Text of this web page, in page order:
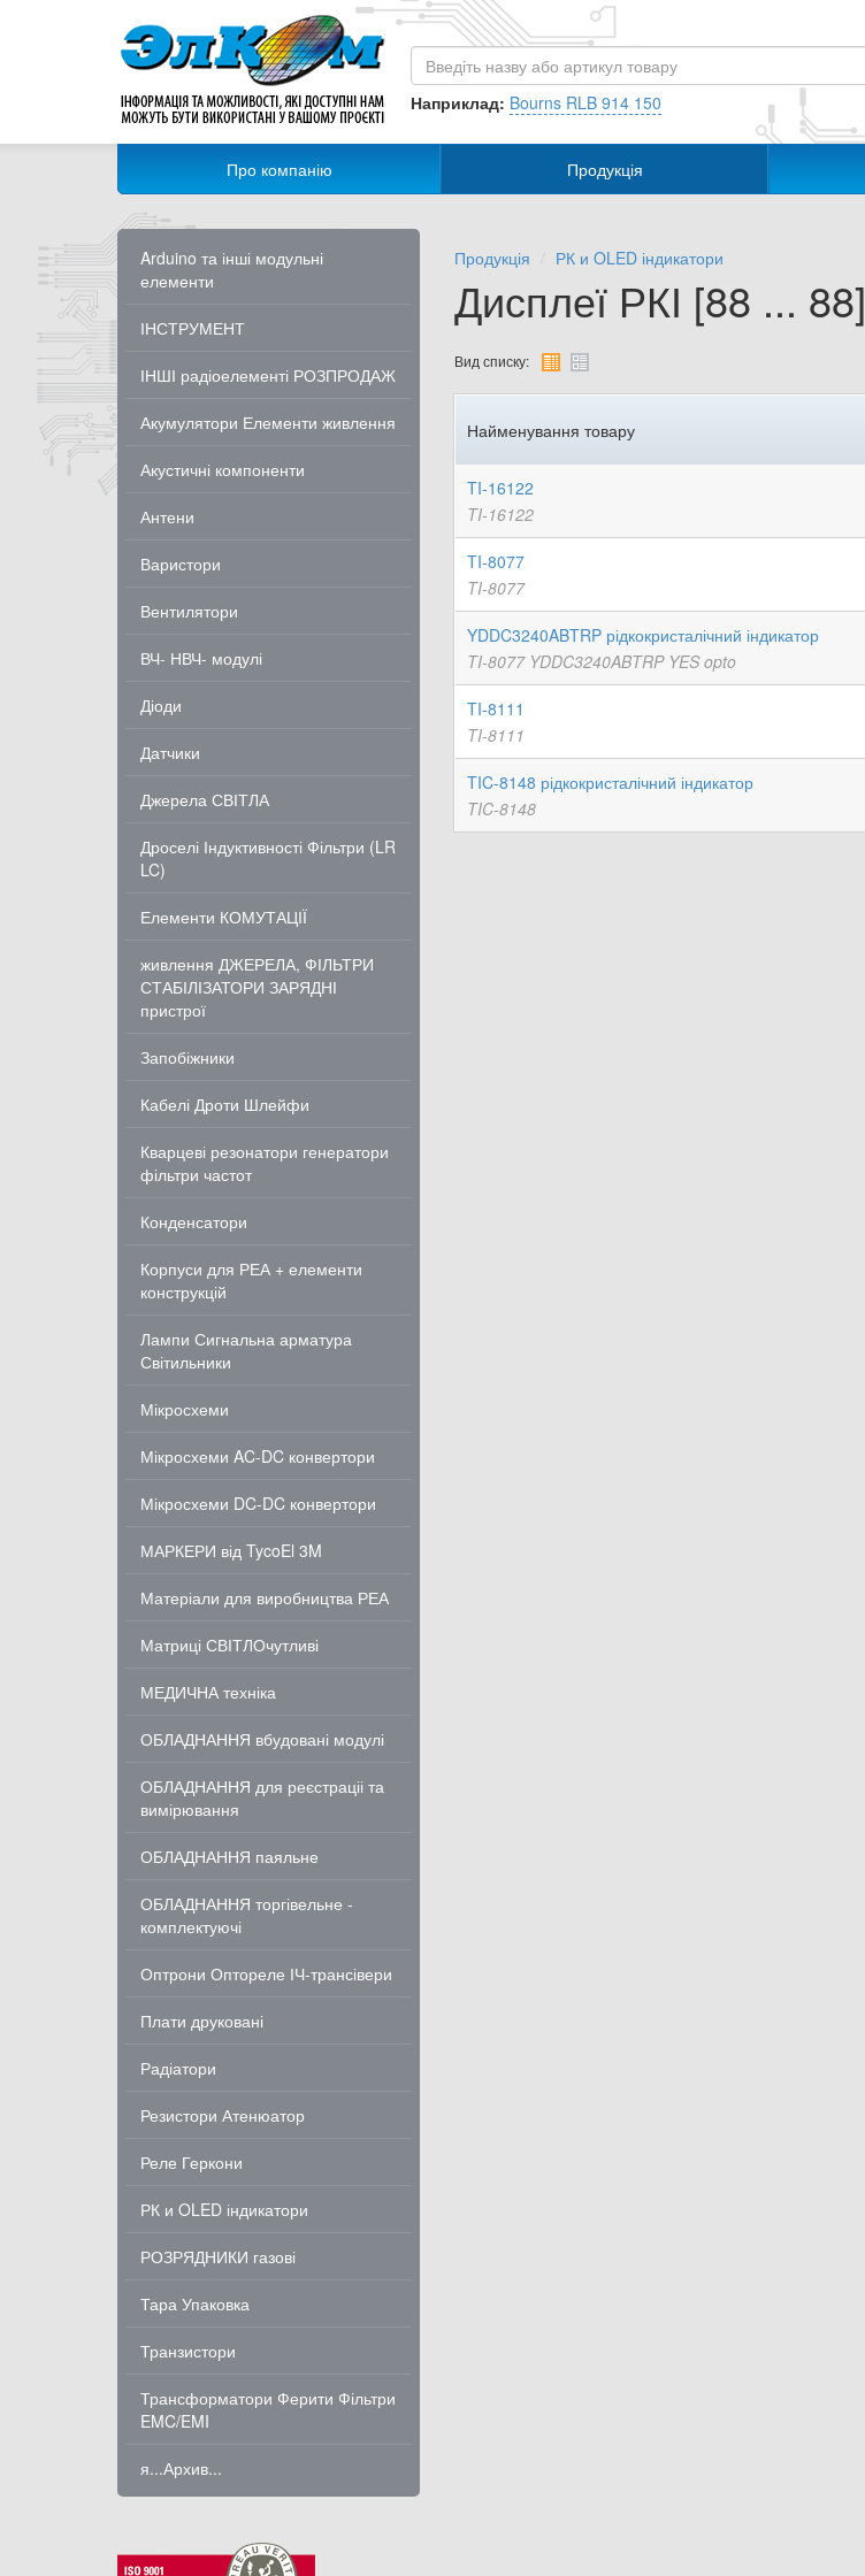
Наприклад: Bourns RLB 914 150
Про компанію Продукція
Arduino та інші модульні
елементи
ІНСТРУМЕНТ
ІНШІ радіоелементі РОЗПРОДАЖ
Акумулятори Елементи живлення
Акустичні компоненти
Антени
Варистори
Вентилятори
ВЧ- НВЧ- модулі
Діоди
Датчики
Джерела СВІТЛА
Дроселі Індуктивності Фільтри (LR
LC)
Елементи КОМУТАЦІЇ
живлення ДЖЕРЕЛА, ФІЛЬТРИ
СТАБІЛІЗАТОРИ ЗАРЯДНІ
пристрої
Запобіжники
Кабелі Дроти Шлейфи
Кварцеві резонатори генератори
фільтри частот
Конденсатори
Корпуси для РЕА + елементи
конструкцій
Лампи Сигнальна арматура
Світильники
Мікросхеми
Мікросхеми AC-DC конвертори
Мікросхеми DC-DC конвертори
МАРКЕРИ від TycoEl 3M
Матеріали для виробництва РЕА
Матриці СВІТЛОчутливі
МЕДИЧНА техніка
ОБЛАДНАННЯ вбудовані модулі
ОБЛАДНАННЯ для реєстраціі та
вимірювання
ОБЛАДНАННЯ паяльне
ОБЛАДНАННЯ торгівельне -
комплектуючі
Оптрони Оптореле ІЧ-трансівери
Плати друковані
Радіатори
Резистори Атенюатор
Реле Геркони
РК и OLED індикатори
РОЗРЯДНИКИ газові
Тара Упаковка
Транзистори
Трансформатори Ферити Фільтри
EMC/EMI
я...Архив...
Продукція РК и OLED індикатори
Дисплеї РКІ [88 ... 88]
Вид списку:
Найменування товару
TI-16122
TI-16122
TI-8077
TI-8077
YDDC3240ABTRP рідкокристалічний індикатор
TI-8077 YDDC3240ABTRP YES opto
TI-8111
TI-8111
TIC-8148 рідкокристалічний індикатор
TIC-8148